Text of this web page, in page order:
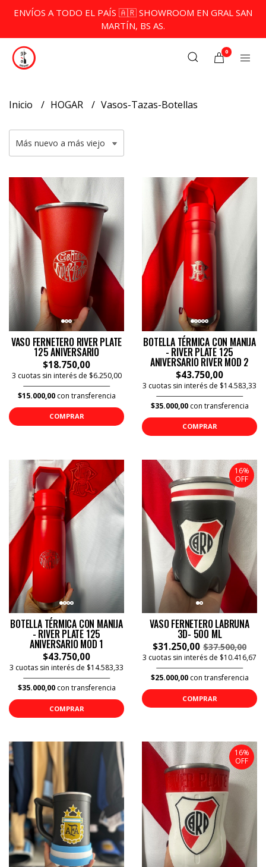
ENVÍOS A TODO EL PAÍS 🇦🇷 SHOWROOM EN GRAL SAN
MARTÍN, BS AS.
0
Inicio HOGAR Vasos-Tazas-Botellas
VASO FERNETERO RIVER PLATE
125 ANIVERSARIO
$18.750,00
3 cuotas sin interés de $6.250,00
$15.000,00con transferencia
COMPRAR
BOTELLA TÉRMICA CON MANIJA
- RIVER PLATE 125
ANIVERSARIO RIVER MOD 2
$43.750,00
3 cuotas sin interés de $14.583,33
$35.000,00con transferencia
COMPRAR
BOTELLA TÉRMICA CON MANIJA
- RIVER PLATE 125
ANIVERSARIO MOD 1
$43.750,00
3 cuotas sin interés de $14.583,33
$35.000,00con transferencia
COMPRAR
16%
OFF
VASO FERNETERO LABRUNA
3D- 500 ML
$31.250,00 $37.500,00
3 cuotas sin interés de $10.416,67
$25.000,00con transferencia
COMPRAR
16%
OFF